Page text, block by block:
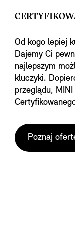
Od kogo lepiej
Dajemy Ci
najlepszym
kluczyki.
przeglądu,
Poznaj